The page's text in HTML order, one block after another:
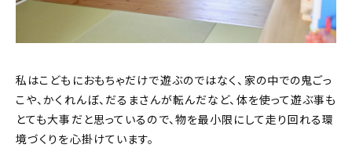
私はこどもにおもちゃだけで遊ぶのではなく、家の中での鬼ごっ
こや、かくれんぼ、だるまさんが転んだなど、体を使って遊ぶ事も
とても大事だと思っているので、物を最小限にして走り回れる環
境づくりを心掛けています。